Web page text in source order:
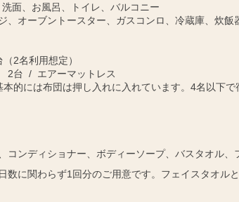
面、お風呂、トイレ、バルコニー
、オーブントースター、ガスコンロ、冷蔵庫、炊飯
2名利用想定）
台 / エアーマットレス
的には布団は押し入れに入れています。4名以下
コンディショナー、ボディーソープ、バスタオル
数に関わらず1回分のご用意です。フェイスタオル